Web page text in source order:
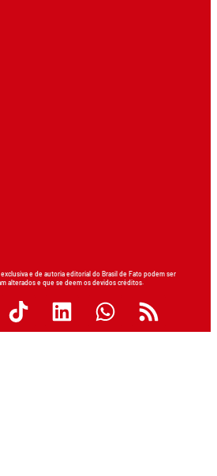
e de autoria editorial do Brasil de Fato podem ser
alterados e que se deem os devidos créditos.